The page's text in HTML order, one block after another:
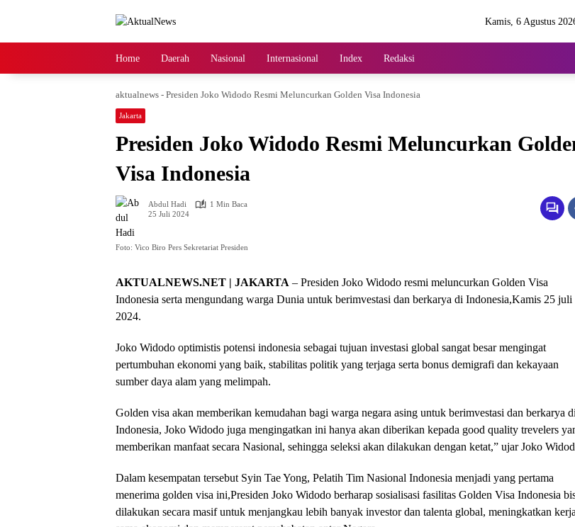
Kamis, 6 Agustus
Home Daerah Nasional Internasional Index Redaksi
aktualnews - Presiden Joko Widodo Resmi Meluncurkan Golden Visa Indonesia
Jakarta
Presiden Joko Widodo Resmi Meluncurkan
Visa Indonesia
Abdul Hadi
1 Min Baca
25 Juli 2024
Foto: Vico Biro Pers Sekretariat Presiden
AKTUALNEWS.NET | JAKARTA – Presiden Joko Widodo resmi meluncurkan Golden Visa
Indonesia serta mengundang warga Dunia untuk berimvestasi dan berkarya di Indonesia,Kamis 25 juli
2024.
Joko Widodo optimistis potensi indonesia sebagai tujuan investasi global sangat besar mengingat
pertumbuhan ekonomi yang baik, stabilitas politik yang terjaga serta bonus demigrafi dan kekayaan
sumber daya alam yang melimpah.
Golden visa akan memberikan kemudahan bagi warga negara asing untuk berimvestasi dan berkarya di
Indonesia, Joko Widodo juga mengingatkan ini hanya akan diberikan kepada good quality trevelers
memberikan manfaat secara Nasional, sehingga seleksi akan dilakukan dengan ketat,” ujar Joko
Dalam kesempatan tersebut Syin Tae Yong, Pelatih Tim Nasional Indonesia menjadi yang pertama
menerima golden visa ini,Presiden Joko Widodo berharap sosialisasi fasilitas Golden Visa Indonesia
dilakukan secara masif untuk menjangkau lebih banyak investor dan talenta global, meningkatkan kerja